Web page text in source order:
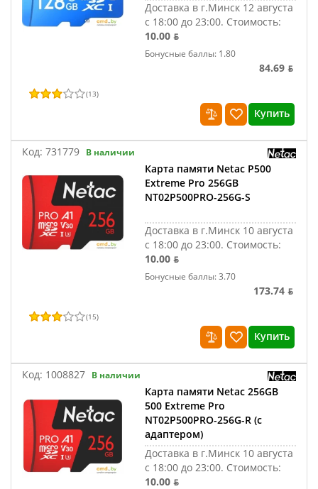
Доставка в г.Минск 12 августа
с 18:00 до 23:00. Стоимость:
10.00 ƃ
Бонусные баллы: 1.80
84.69 ƃ
(13)
Купить
Код: 731779 В наличии
Карта памяти Netac P500
Extreme Pro 256GB
NT02P500PRO-256G-S
Доставка в г.Минск 10 августа
с 18:00 до 23:00. Стоимость:
10.00 ƃ
Бонусные баллы: 3.70
173.74 ƃ
(15)
Купить
Код: 1008827 В наличии
Карта памяти Netac 256GB
500 Extreme Pro
NT02P500PRO-256G-R (с
адаптером)
Доставка в г.Минск 10 августа
с 18:00 до 23:00. Стоимость:
10.00 ƃ